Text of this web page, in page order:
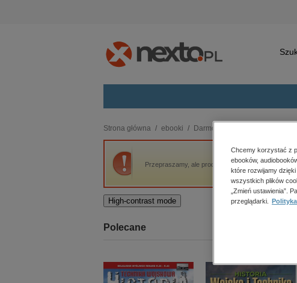
budownictwo, aranżacja wnętrz
biznesowe, branżowe, gospodarka
darmowe wydania
edukacja
kobiece, lifestyle, kultura
Strona główna ebooki Darmowe ebooki
Przepraszamy, ale produkt „Eliza Orzeszkowa Do
High-contrast mode
Polecane
Chcemy korzystać z
ebooków,
które rozwijamy
wszystkich plików
„Zmień ustawienia”.
przeglądarki.